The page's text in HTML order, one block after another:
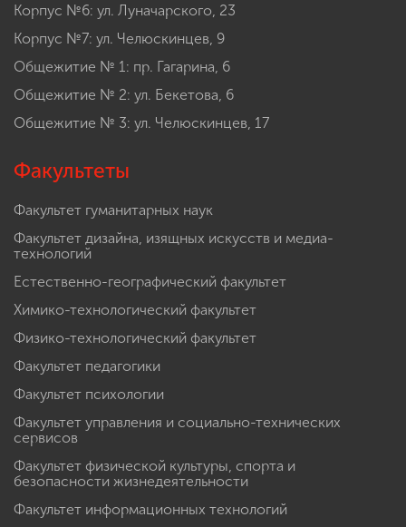
Корпус №6: ул. Луначарского, 23
Корпус №7: ул. Челюскинцев, 9
Общежитие № 1: пр. Гагарина, 6
Общежитие № 2: ул. Бекетова, 6
Общежитие № 3: ул. Челюскинцев, 17
Факультеты
Факультет гуманитарных наук
Факультет дизайна, изящных искусств и медиа-
технологий
Естественно-географический факультет
Химико-технологический факультет
Физико-технологический факультет
Факультет педагогики
Факультет психологии
Факультет управления и социально-технических
сервисов
Факультет физической культуры, спорта и
безопасности жизнедеятельности
Факультет информационных технологий